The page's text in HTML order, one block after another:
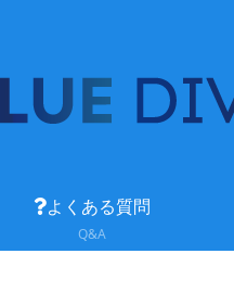
よくある質問
Q&A